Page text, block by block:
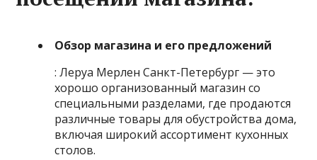
Обзор магазина и его предложений
: Леруа Мерлен Санкт-Петербург — это
хорошо организованный магазин со
специальными разделами, где продаются
различные товары для обустройства дома,
включая широкий ассортимент кухонных
столов.